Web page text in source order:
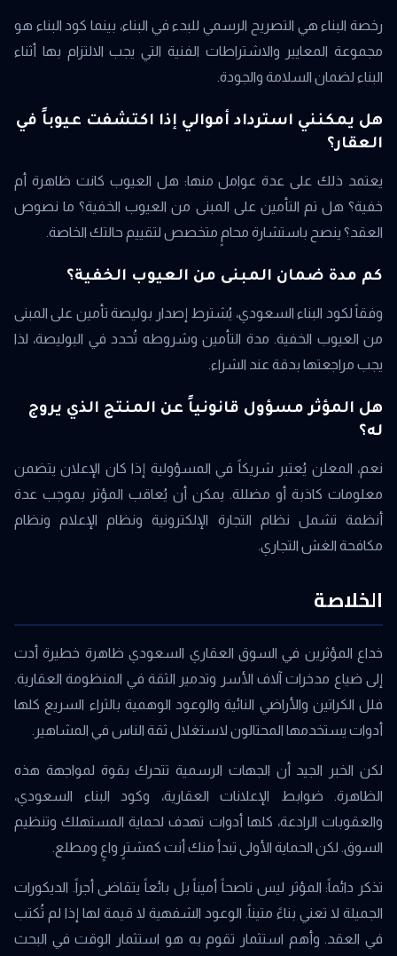
رخصة البناء هي التصريح الرسمي للبدء في البناء، بينما كود البناء هو
مجموعة المعايير والاشتراطات الفنية التي يجب الالتزام بها أثناء
البناء لضمان السلامة والجودة.
هل يمكنني استرداد أموالي إذا اكتشفت عيوباً في
العقار؟
يعتمد ذلك على عدة عوامل منها: هل العيوب كانت ظاهرة أم
خفية؟ هل تم التأمين على المبنى من العيوب الخفية؟ ما نصوص
العقد؟ ينصح باستشارة محامٍ متخصص لتقييم حالتك الخاصة.
كم مدة ضمان المبنى من العيوب الخفية؟
وفقاً لكود البناء السعودي، يُشترط إصدار بوليصة تأمين على المبنى
من العيوب الخفية. مدة التأمين وشروطه تُحدد في البوليصة، لذا
يجب مراجعتها بدقة عند الشراء.
هل المؤثر مسؤول قانونياً عن المنتج الذي يروج
له؟
نعم، المعلن يُعتبر شريكاً في المسؤولية إذا كان الإعلان يتضمن
معلومات كاذبة أو مضللة. يمكن أن يُعاقب المؤثر بموجب عدة
أنظمة تشمل نظام التجارة الإلكترونية ونظام الإعلام ونظام
مكافحة الغش التجاري.
الخلاصة
خداع المؤثرين في السوق العقاري السعودي ظاهرة خطيرة أدت
إلى ضياع مدخرات آلاف الأسر وتدمير الثقة في المنظومة العقارية.
فلل الكراتين والأراضي النائية والوعود الوهمية بالثراء السريع كلها
أدوات يستخدمها المحتالون لاستغلال ثقة الناس في المشاهير.
لكن الخبر الجيد أن الجهات الرسمية تتحرك بقوة لمواجهة هذه
الظاهرة. ضوابط الإعلانات العقارية، وكود البناء السعودي،
والعقوبات الرادعة، كلها أدوات تهدف لحماية المستهلك وتنظيم
السوق. لكن الحماية الأولى تبدأ منك أنت كمشترٍ واعٍ ومطلع.
تذكر دائماً: المؤثر ليس ناصحاً أميناً بل بائعاً يتقاضى أجراً. الديكورات
الجميلة لا تعني بناءً متيناً. الوعود الشفهية لا قيمة لها إذا لم تُكتب
في العقد. وأهم استثمار تقوم به هو استثمار الوقت في البحث